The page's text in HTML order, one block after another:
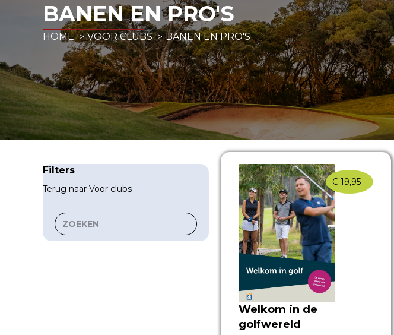
BANEN EN PRO'S
HOME VOOR CLUBS BANEN EN PRO'S
Filters
Terug naar Voor clubs
€19,95
Welkom in de
golfwereld